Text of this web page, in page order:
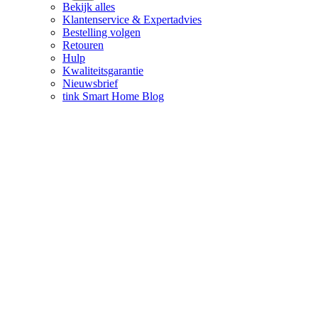
Bekijk alles
Klantenservice & Expertadvies
Bestelling volgen
Retouren
Hulp
Kwaliteitsgarantie
Nieuwsbrief
tink Smart Home Blog